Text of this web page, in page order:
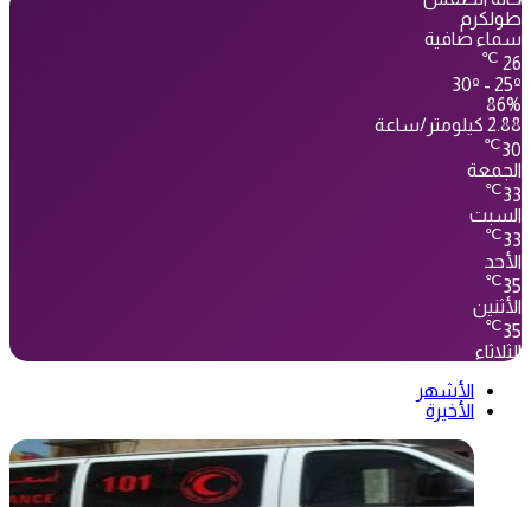
طولكرم
سماء صافية
26
℃
30º - 25º
86%
2.88 كيلومتر/ساعة
30
℃
الجمعة
33
℃
السبت
33
℃
الأحد
35
℃
الأثنين
35
℃
الثلاثاء
الأشهر
الأخيرة